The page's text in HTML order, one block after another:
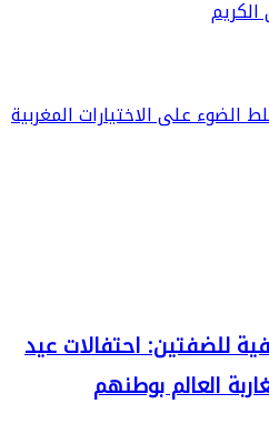
الاختيارات المغربية
احتفالات عيد
بوطنهم